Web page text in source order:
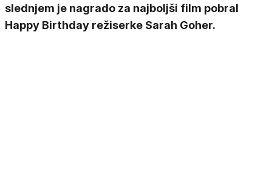
slednjem je nagrado za najboljši film pobral
Happy Birthday režiserke Sarah Goher.